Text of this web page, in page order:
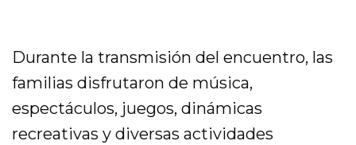
Durante la transmisión del encuentro, las
familias disfrutaron de música,
espectáculos, juegos, dinámicas
recreativas y diversas actividades